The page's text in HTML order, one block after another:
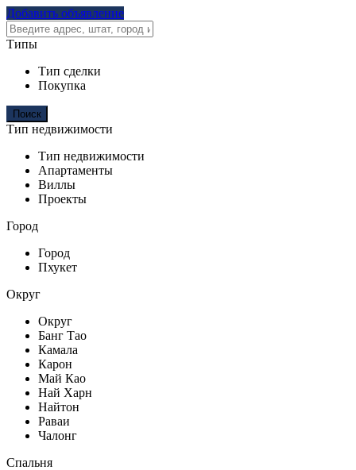
Добавить объявление
Типы
Тип сделки
Покупка
Тип недвижимости
Тип недвижимости
Апартаменты
Виллы
Проекты
Город
Город
Пхукет
Округ
Округ
Банг Тао
Камала
Карон
Май Као
Най Харн
Найтон
Раваи
Чалонг
Спальня